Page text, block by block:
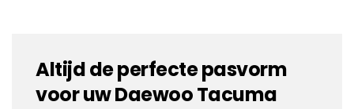
Altijd de perfecte pasvorm
voor uw Daewoo Tacuma